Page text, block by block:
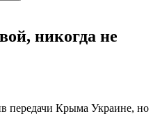
никогда не
передачи Крыма Украине, но